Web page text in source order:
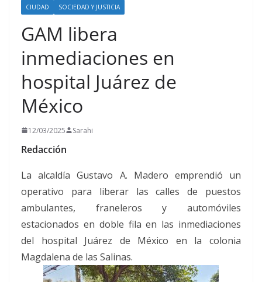
CIUDAD SOCIEDAD Y JUSTICIA
GAM libera
inmediaciones en
hospital Juárez de
México
12/03/2025 Sarahi
Redacción
La alcaldía Gustavo A. Madero emprendió un
operativo para liberar las calles de puestos
ambulantes, franeleros y automóviles
estacionados en doble fila en las inmediaciones
del hospital Juárez de México en la colonia
Magdalena de las Salinas.